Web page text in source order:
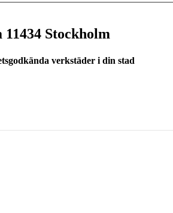
11434 Stockholm
verkstäder i din stad